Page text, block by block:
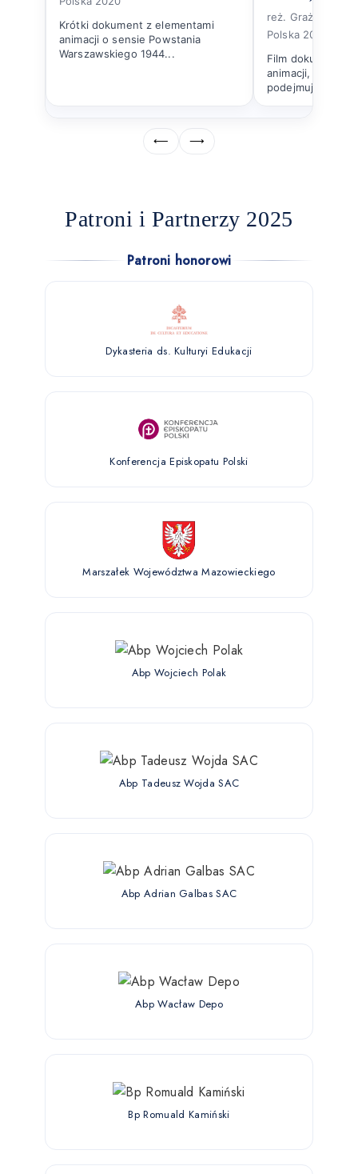
Krótki dokument z elementami
animacji o sensie Powstania
Warszawskiego 1944...
reż. Grażyna
Polska 2023
Film
animacji,
podejmuje
⟵ ⟶
Patroni i Partnerzy 2025
Patroni honorowi
Dykasteria ds. Kulturyi Edukacji
Konferencja Episkopatu Polski
Marszałek Województwa Mazowieckiego
Abp Wojciech Polak
Abp Tadeusz Wojda SAC
Abp Adrian Galbas SAC
Abp Wacław Depo
Bp Romuald Kamiński